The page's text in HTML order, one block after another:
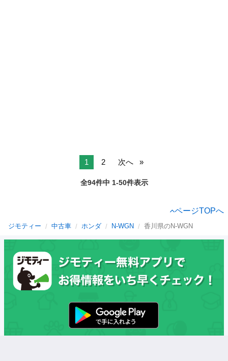
1 2 次へ
全94件中 1-50件表示
ページTOPへ
ジモティー 中古車 ホンダ N-WGN 香川県のN-WGN